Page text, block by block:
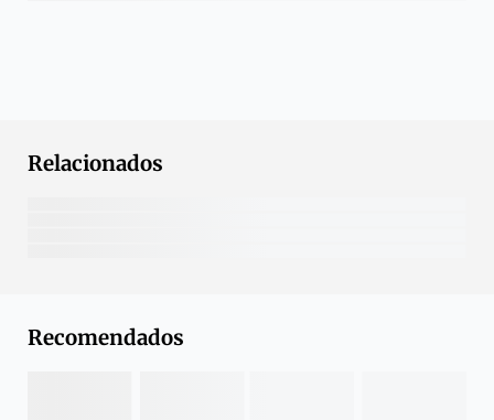
Relacionados
Recomendados